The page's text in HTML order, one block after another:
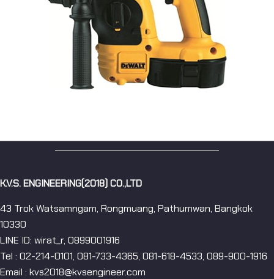
K.V.S. ENGINEERING(2018) CO.,LTD
43 Trok Watsamngam, Rongmuang, Pathumwan, Bangkok
10330
LINE ID: wirat_r, 0899001916
Tel : 02-214-0101, 081-733-4365, 081-618-4533, 089-900-1916
Email : kvs2018@kvsengineer.com